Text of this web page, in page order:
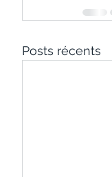
Posts récents